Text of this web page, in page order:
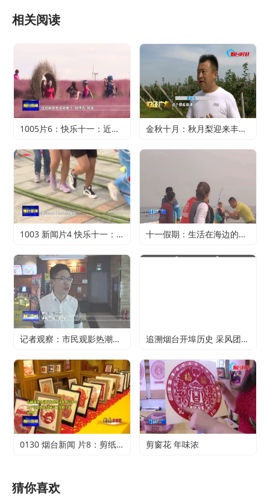
相关阅读
1005片6：快乐十一：近郊游火爆 家门口轻松过假期 金秋十月：秋月梨迎来丰收 农户赚得满心欢喜
1003 新闻片4 快乐十一：寻特色旅游 享精彩假期 十一假期：生活在海边的正确打开方式
记者观察：市民观影热潮升温 电影行业加快复苏 追溯烟台开埠历史 采风团走进烟台山开埠陈列馆
0130 烟台新闻 片8：剪纸传承 不止于传统 剪窗花 年味浓
猜你喜欢